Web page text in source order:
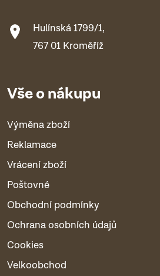
Hulínská 1799/1,
767 01 Kroměříž
Vše o nákupu
Výměna zboží
Reklamace
Vrácení zboží
Poštovné
Obchodní podmínky
Ochrana osobních údajů
Cookies
Velkoobchod